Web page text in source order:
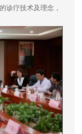
诊疗技术及理念，